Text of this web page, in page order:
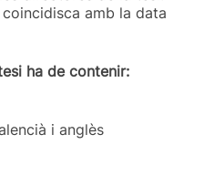
amb la data
ha de contenir:
i anglès